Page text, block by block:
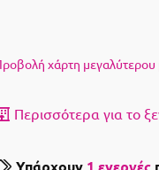
χάρτη μεγαλύτερου
Περισσότερα για το
Υπάρχουν 1 ενεργές